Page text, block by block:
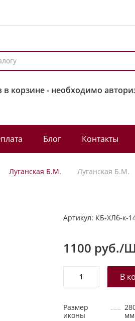
в корзине - необходимо
Блог Контакты
Луганская Б.М. Луганская Б.М.
Артикул: КБ-ХЛб-к-
1100 руб./
Размер
иконы
мм